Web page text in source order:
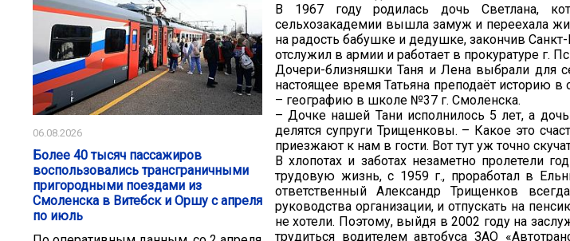
06.08.2026
Более 40 тысяч пассажиров
воспользовались трансграничными
пригородными поездами из
Смоленска в Витебск и Оршу с апреля
по июль
В 1967 году родилась дочь Светлана,
сельхозакадемии вышла замуж и переехала
на радость бабушке и дедушке, закончив
отслужил в армии и работает в прокуратуре г.
Дочери-близняшки Таня и Лена выбрали для
настоящее время Татьяна преподаёт историю
– географию в школе №37 г. Смоленска.
– Дочке нашей Тани исполнилось 5 лет, а
делятся супруги Трищенковы. – Какое это
приезжают к нам в гости. Вот тут уж точно
В хлопотах и заботах незаметно пролетели
трудовую жизнь, с 1959 г., проработал в
ответственный Александр Трищенков
руководства организации, и отпускать на
не хотели. Поэтому, выйдя в 2002 году на
трудиться водителем автобуса ЗАО